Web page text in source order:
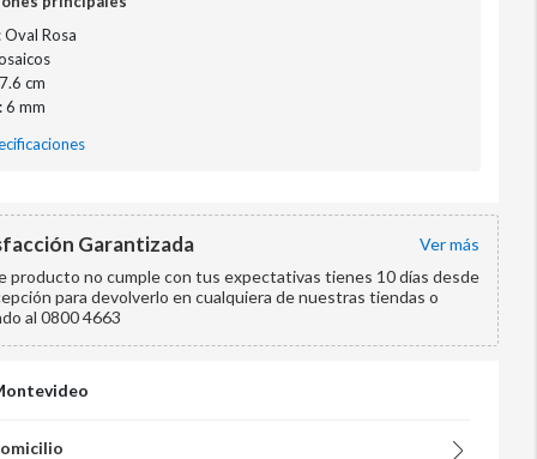
Rosa
cm
6 mm
Garantizada
ver más
producto no cumple con tus expectativas tienes 10 días desde
para devolverlo en cualquiera de nuestras tiendas o
al 0800 4663